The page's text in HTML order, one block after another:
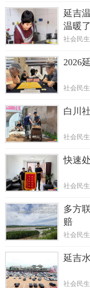
延吉
温暖
社会民生
2026
社会民生
白川
社会民生
快速
社会民生
多方
赔
社会民生
延吉
社会民生